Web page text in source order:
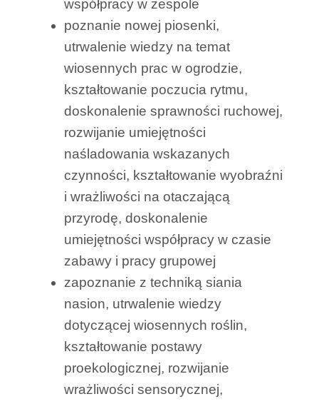
współpracy w zespole
poznanie nowej piosenki,
utrwalenie wiedzy na temat
wiosennych prac w ogrodzie,
kształtowanie poczucia rytmu,
doskonalenie sprawności ruchowej,
rozwijanie umiejętności
naśladowania wskazanych
czynności, kształtowanie wyobraźni
i wrażliwości na otaczającą
przyrodę, doskonalenie
umiejętności współpracy w czasie
zabawy i pracy grupowej
zapoznanie z techniką siania
nasion, utrwalenie wiedzy
dotyczącej wiosennych roślin,
kształtowanie postawy
proekologicznej, rozwijanie
wrażliwości sensorycznej,